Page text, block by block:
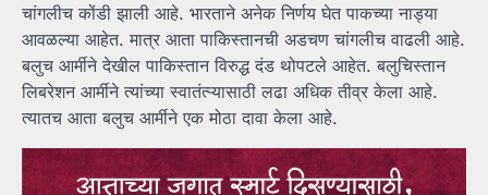
चांगलीच कोंडी झाली आहे. भारताने अनेक निर्णय घेत पाकच्या नाड्या
आवळल्या आहेत. मात्र आता पाकिस्तानची अडचण चांगलीच वाढली आहे.
बलुच आर्मीने देखील पाकिस्तान विरुद्ध दंड थोपटले आहेत. बलुचिस्तान
लिबरेशन आर्मीने त्यांच्या स्वातंत्ऱ्यासाठी लढा अधिक तीव्र केला आहे.
त्यातच आता बलुच आर्मीने एक मोठा दावा केला आहे.